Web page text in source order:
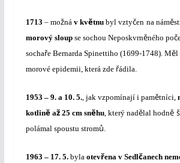
1713 – možná v květnu byl vztyčen na námě
morový sloupse sochou Neposkvrněného poč
sochaře Bernarda Spinettiho (1699-1748). Měl
morové epidemii, která zde řádila.
1953 – 9. a 10. 5., jak vzpomínají i pamětníci,
kotliněaž25 cm sněhu, který nadělal hodně š
polámal spoustu stromů.
1963 – 17. 5.byla otevřena v Sedlčanech